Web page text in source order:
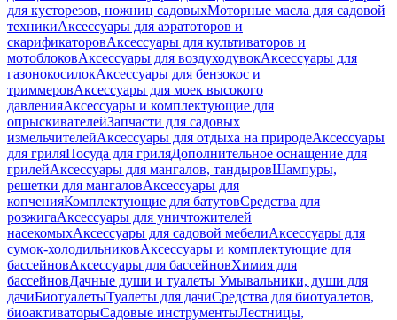
для кусторезов, ножниц садовыхМоторные масла для садовой
техникиАксессуары для аэратоторов и
скарификаторовАксессуары для культиваторов и
мотоблоковАксессуары для воздуходувокАксессуары для
газонокосилокАксессуары для бензокос и
триммеровАксессуары для моек высокого
давленияАксессуары и комплектующие для
опрыскивателейЗапчасти для садовых
измельчителейАксессуары для отдыха на природеАксессуары
для гриляПосуда для гриляДополнительное оснащение для
грилейАксессуары для мангалов, тандыровШампуры,
решетки для мангаловАксессуары для
копченияКомплектующие для батутовСредства для
розжигаАксессуары для уничтожителей
насекомыхАксессуары для садовой мебелиАксессуары для
сумок-холодильниковАксессуары и комплектующие для
бассейновАксессуары для бассейновХимия для
бассейновДачные души и туалеты Умывальники, души для
дачиБиотуалетыТуалеты для дачиСредства для биотуалетов,
биоактиваторыСадовые инструментыЛестницы,